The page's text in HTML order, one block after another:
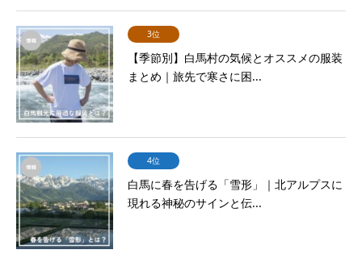
3位
【季節別】白馬村の気候とオススメの服装
まとめ｜旅先で寒さに困...
4位
白馬に春を告げる「雪形」｜北アルプスに
現れる神秘のサインと伝...